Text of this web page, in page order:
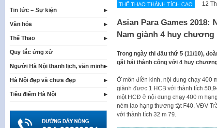
THẾ THAO THÀNH TÍCH CAO 12
Asian Para Games 2018:
Nam giành 4 huy chương
Trong ngày thi đấu thứ 5 (11/10),
gặt hái thành công với 4 huy
Ở môn điền kinh, nội dung chạy 400
giành được 1 HCB với thành tích
một HCĐ ở nội dung chạy 400 m
ném lao hạng thương tật F40, VĐV
với thành tích 32 m 79.
Tin tức – Sự kiện
Văn hóa
Thể Thao
Quy tắc ứng xử
Người Hà Nội thanh lịch, văn minh
Hà Nội đẹp và chưa đẹp
Tiêu điểm Hà Nội